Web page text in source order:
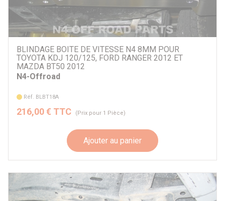
BLINDAGE BOITE DE VITESSE N4 8MM POUR
TOYOTA KDJ 120/125, FORD RANGER 2012 ET
MAZDA BT50 2012
N4-Offroad
Réf. BLBT18A
216,00 € TTC (Prix pour 1 Pièce)
Ajouter au panier